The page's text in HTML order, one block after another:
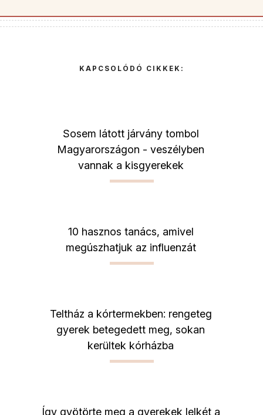
KAPCSOLÓDÓ CIKKEK:
Sosem látott járvány tombol
Magyarországon - veszélyben
vannak a kisgyerekek
10 hasznos tanács, amivel
megúszhatjuk az influenzát
Teltház a kórtermekben: rengeteg
gyerek betegedett meg, sokan
kerültek kórházba
Így gyötörte meg a gyerekek lelkét a